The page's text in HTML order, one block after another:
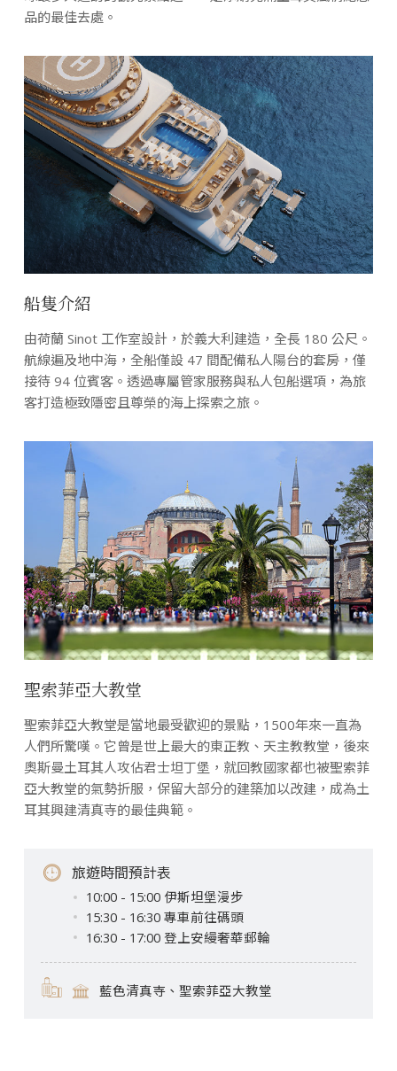
品的最佳去處。
船隻介紹
由荷蘭 Sinot 工作室設計，於義大利建造，全長 180 公尺。
航線遍及地中海，全船僅設 47 間配備私人陽台的套房，僅
接待 94 位賓客。透過專屬管家服務與私人包船選項，為旅
客打造極致隱密且尊榮的海上探索之旅。
聖索菲亞大教堂
聖索菲亞大教堂是當地最受歡迎的景點，1500年來一直為
人們所驚嘆。它曾是世上最大的東正教、天主教教堂，後來
奧斯曼土耳其人攻佔君士坦丁堡，就回教國家都也被聖索菲
亞大教堂的氣勢折服，保留大部分的建築加以改建，成為土
耳其興建清真寺的最佳典範。
旅遊時間預計表
10:00 - 15:00 伊斯坦堡漫步
15:30 - 16:30 專車前往碼頭
16:30 - 17:00 登上安縵奢華郵輪
藍色清真寺、聖索菲亞大教堂